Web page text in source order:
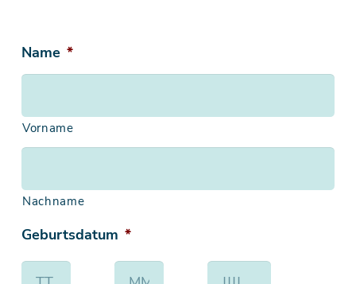
Name *
Vorname
Nachname
Geburtsdatum *